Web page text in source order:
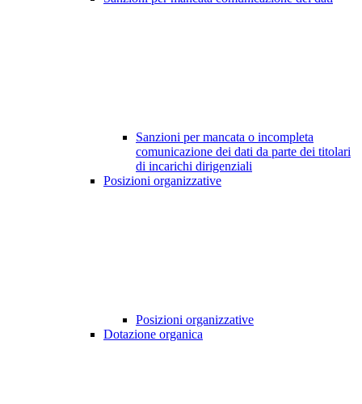
Sanzioni per mancata o incompleta
comunicazione dei dati da parte dei titolari
di incarichi dirigenziali
Posizioni organizzative
Posizioni organizzative
Dotazione organica